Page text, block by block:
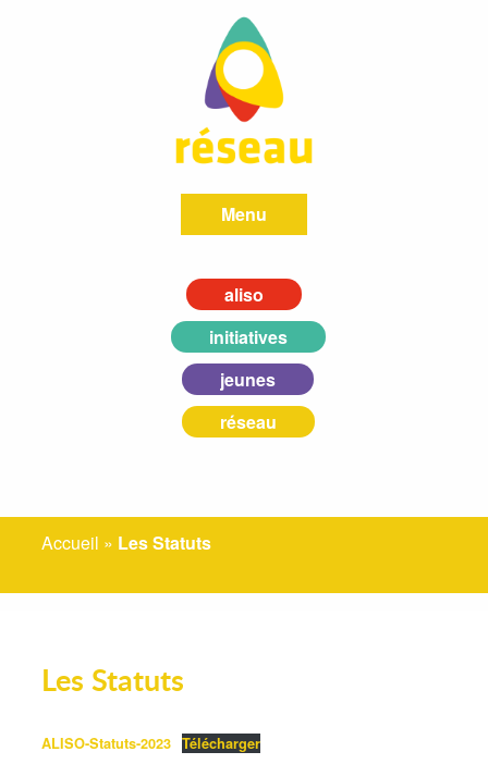
Menu
aliso
initiatives
jeunes
réseau
Accueil » Les Statuts
Les Statuts
ALISO-Statuts-2023 Télécharger